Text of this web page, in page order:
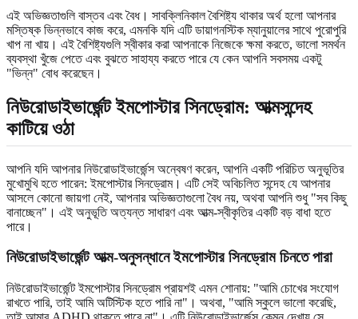
এই অভিজ্ঞতাগুলি বাস্তব এবং বৈধ। সাবক্লিনিকাল বৈশিষ্ট্য থাকার অর্থ হলো আপনার
মস্তিষ্ক ভিন্নভাবে কাজ করে, এমনকি যদি এটি ডায়াগনস্টিক ম্যানুয়ালের সাথে পুরোপুরি
খাপ না খায়। এই বৈশিষ্ট্যগুলি স্বীকার করা আপনাকে নিজেকে ক্ষমা করতে, ভালো সমর্থন
ব্যবস্থা খুঁজে পেতে এবং বুঝতে সাহায্য করতে পারে যে কেন আপনি সবসময় একটু
"ভিন্ন" বোধ করেছেন।
নিউরোডাইভার্জেন্ট ইমপোস্টার সিনড্রোম: আত্মসন্দেহ
কাটিয়ে ওঠা
আপনি যদি আপনার নিউরোডাইভার্জেন্স অন্বেষণ করেন, আপনি একটি পরিচিত অনুভূতির
মুখোমুখি হতে পারেন: ইমপোস্টার সিনড্রোম। এটি সেই অবিচলিত সন্দেহ যে আপনার
আসলে কোনো জায়গা নেই, আপনার অভিজ্ঞতাগুলো বৈধ নয়, অথবা আপনি শুধু "সব কিছু
বানাচ্ছেন"। এই অনুভূতি অত্যন্ত সাধারণ এবং আত্ম-স্বীকৃতির একটি বড় বাধা হতে
পারে।
নিউরোডাইভার্জেন্ট আত্ম-অনুসন্ধানে ইমপোস্টার সিনড্রোম চিনতে পারা
নিউরোডাইভার্জেন্ট ইমপোস্টার সিনড্রোম প্রায়শই এমন শোনায়: "আমি চোখের সংযোগ
রাখতে পারি, তাই আমি অটিস্টিক হতে পারি না"। অথবা, "আমি স্কুলে ভালো করেছি,